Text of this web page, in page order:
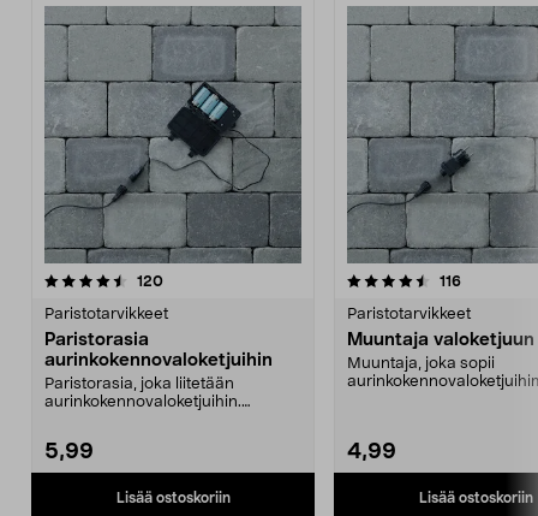
120arvostelut
Paristotarvikkeet
Paristorasia
aurinkokennovaloketjuihin
Paristorasia, joka liitetään
aurinkokennovaloketjuihin.
5,99
Lisää ostoskoriin
4.5viidestä
116arvostelut
Paristotarvikkeet
Muuntaja valoketjuun
Muuntaja, joka sopii
4,99
Lisää ostoskoriin
4.5viidestä